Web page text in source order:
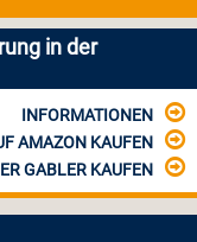
in der
INFORMATIONEN
AMAZON KAUFEN
GABLER KAUFEN